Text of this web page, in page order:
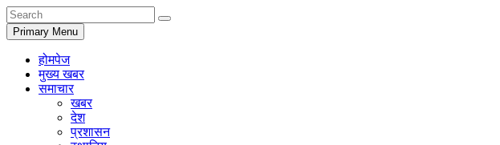
Primary Menu
होमपेज
मुख्य खबर
समाचार
खबर
देश
प्रशासन